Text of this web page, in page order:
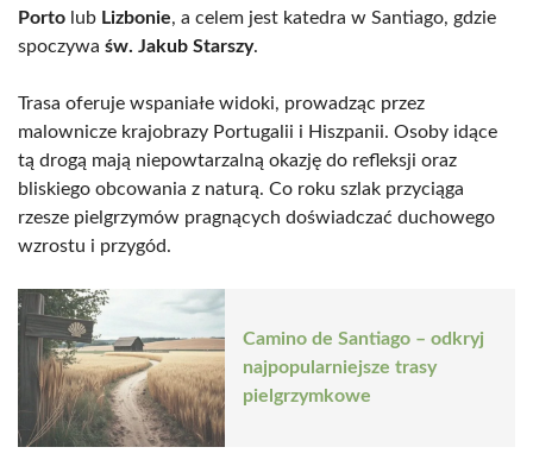
Porto lub Lizbonie, a celem jest katedra w Santiago, gdzie
spoczywa św. Jakub Starszy.
Trasa oferuje wspaniałe widoki, prowadząc przez
malownicze krajobrazy Portugalii i Hiszpanii. Osoby idące
tą drogą mają niepowtarzalną okazję do refleksji oraz
bliskiego obcowania z naturą. Co roku szlak przyciąga
rzesze pielgrzymów pragnących doświadczać duchowego
wzrostu i przygód.
Camino de Santiago – odkryj
najpopularniejsze trasy
pielgrzymkowe